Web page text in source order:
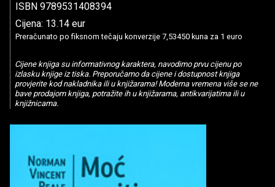
ISBN 9789531408394
Cijena: 13.14 eur
Preračunato po fiksnom tečaju konverzije 7,53450 kuna za 1 euro
Cijene knjiga su informativnog karaktera, navodimo prvu cijenu po
izlasku knjige iz tiska. Preporučamo da cijene i dostupnost knjiga
provjerite kod nakladnika ili u knjižarama! Moderna vremena više se ne
bave prodajom knjiga, potražite ih u knjižarama, antikvarijatima ili u
knjižnicama.